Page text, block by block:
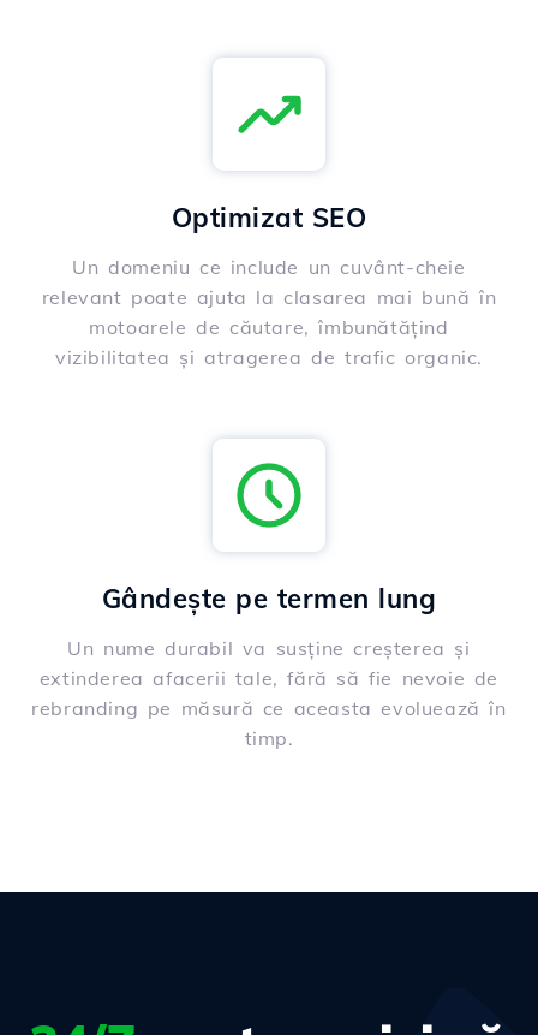
Optimizat SEO
Un domeniu ce include un cuvânt-cheie
relevant poate ajuta la clasarea mai bună în
motoarele de căutare, îmbunătățind
vizibilitatea și atragerea de trafic organic.
Gândește pe termen lung
Un nume durabil va susține creșterea și
extinderea afacerii tale, fără să fie nevoie de
rebranding pe măsură ce aceasta evoluează în
timp.